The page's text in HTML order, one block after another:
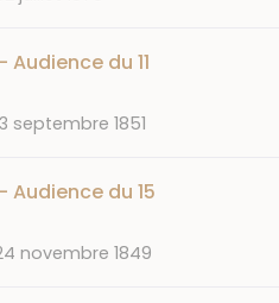
du 11
septembre 1851
du 15
novembre 1849